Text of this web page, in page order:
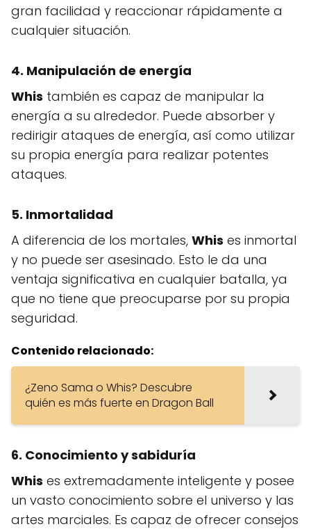
gran facilidad y reaccionar rápidamente a
cualquier situación.
4. Manipulación de energía
Whis también es capaz de manipular la
energía a su alrededor. Puede absorber y
redirigir ataques de energía, así como utilizar
su propia energía para realizar potentes
ataques.
5. Inmortalidad
A diferencia de los mortales, Whis es inmortal
y no puede ser asesinado. Esto le da una
ventaja significativa en cualquier batalla, ya
que no tiene que preocuparse por su propia
seguridad.
Contenido relacionado:
¿Zeno Sama o Whis? Descubre
quién es más fuerte en Dragon Ball
6. Conocimiento y sabiduría
Whis es extremadamente inteligente y posee
un vasto conocimiento sobre el universo y las
artes marciales. Es capaz de ofrecer consejos